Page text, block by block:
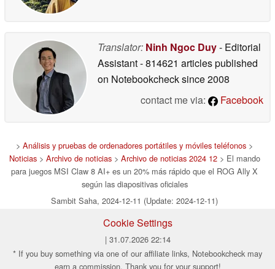
Translator: Ninh Ngoc Duy- Editorial
Assistant- 814621 articles published
on Notebookchecksince 2008
contact me via:
Facebook
> Análisis y pruebas de ordenadores portátiles y móviles teléfonos >
Noticias> Archivo de noticias> Archivo de noticias 2024 12> El mando
para juegos MSI Claw 8 AI+ es un 20% más rápido que el ROG Ally X
según las diapositivas oficiales
Sambit Saha, 2024-12-11 (Update: 2024-12-11)
Cookie Settings
| 31.07.2026 22:14
* If you buy something via one of our affiliate links, Notebookcheck may
earn a commission. Thank you for your support!